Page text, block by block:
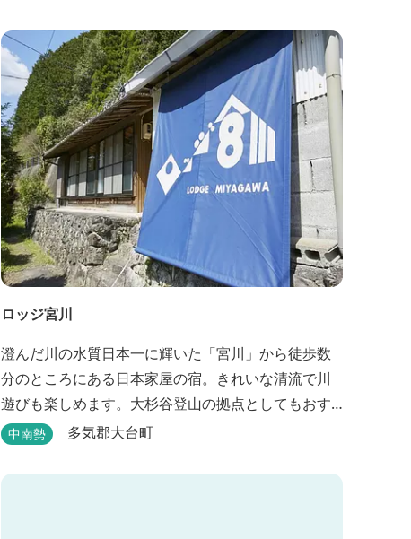
ロッジ宮川
澄んだ川の水質日本一に輝いた「宮川」から徒歩数
分のところにある日本家屋の宿。きれいな清流で川
遊びも楽しめます。大杉谷登山の拠点としてもおす
すめです。
中南勢 多気郡大台町